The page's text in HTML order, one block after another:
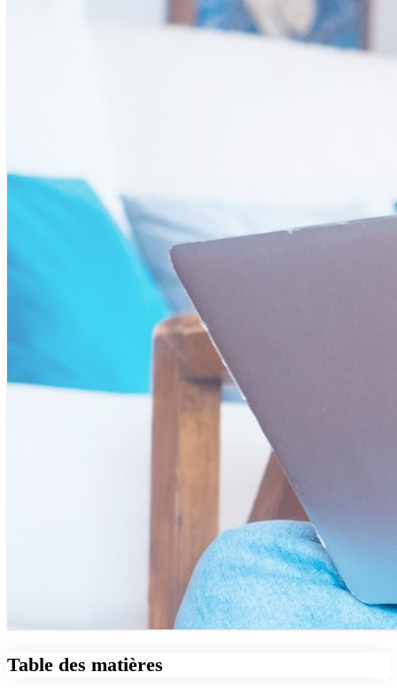
Table des matières